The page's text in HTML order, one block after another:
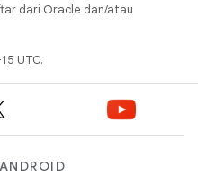
dari Oracle dan/atau
UTC.